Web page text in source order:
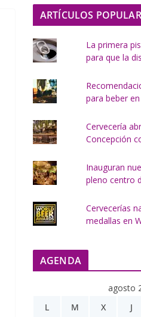
.
.
ARTÍCULOS
La primera
para que la
para beber
Cervecería
Concepción
Inauguran
pleno centro
Cervecerías
medallas en
AGENDA
agosto
L
M X J